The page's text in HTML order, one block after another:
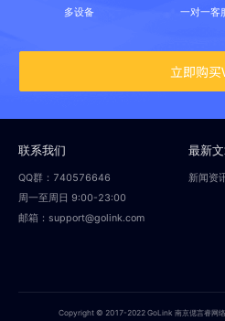
多设备 一对一客
立即购买
联系我们
QQ群：740576646
周一至周日 9:00-23:00
邮箱：support@golink.com
最新
新闻资
Copyright © 2017-2022 GoLink 南京偲言睿网